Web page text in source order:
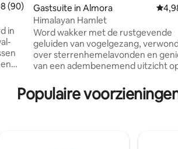
beoordeling van 4,98 op 5, 90
(90)
in
Gastsuite in Almora
Himalayan Hamlet
Word wakker met de rustgevende
geluiden van vogelgezang,
over sterrenhemelavonden en
van een adembenemend uitzicht
balkon. Seizoensgebonden schoonheid:
Zomer: spectaculaire
Populaire